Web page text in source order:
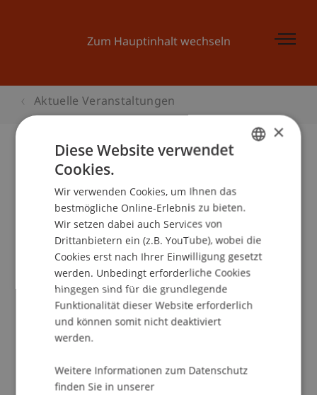
Zum Hauptinhalt wechseln
Aktuelle Veranstaltungen
Kinder-Uni Liechtenstein:
«Sonnenenergie»
School/Professur:
Kommunikation und Marketing
Veranstaltungsdetails
×
Diese Website verwendet
Cookies.
Wir verwenden Cookies, um Ihnen das
bestmögliche Online-Erlebnis zu bieten.
Wir setzen dabei auch Services von
Drittanbietern ein (z.B. YouTube), wobei die
Cookies erst nach Ihrer Einwilligung gesetzt
werden. Unbedingt erforderliche Cookies
hingegen sind für die grundlegende
Funktionalität dieser Website erforderlich
und können somit nicht deaktiviert
werden.
Weitere Informationen zum Datenschutz
finden Sie in unserer